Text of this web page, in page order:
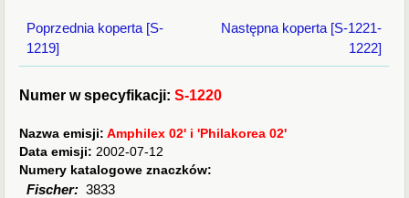
Poprzednia koperta [S-
1219]
Następna koperta [S-1221-
1222]
Numer w specyfikacji:S-1220
Nazwa emisji:Amphilex 02' i 'Philakorea 02'
Data emisji:2002-07-12
Numery katalogowe znaczków:
Fischer: 3833